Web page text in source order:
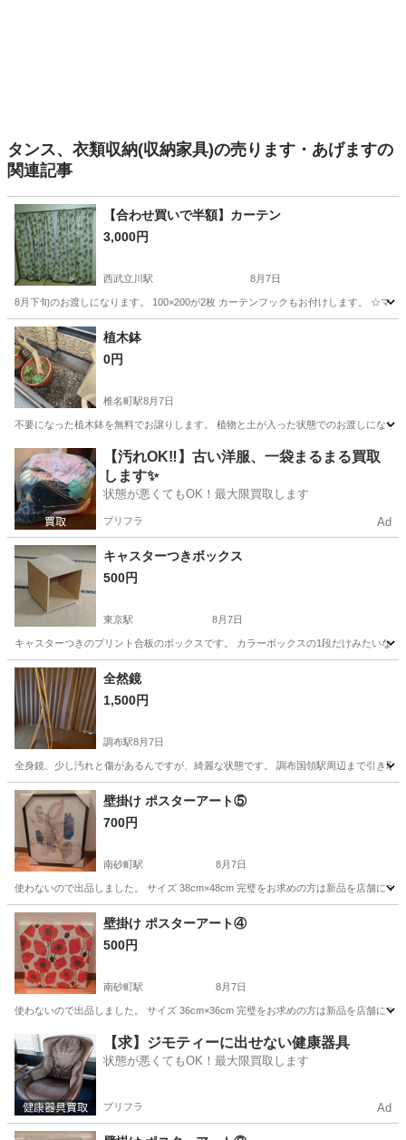
タンス、衣類収納(収納家具)の売ります・あげますの
関連記事
【合わせ買いで半額】カーテン
3,000円
西武立川駅 8月7日
8月下旬のお渡しになります。 100×200が2枚 カーテンフックもお付けします。 ☆マ
東京 立川市 西武立川駅
植木鉢
0円
椎名町駅8月7日
不要になった植木鉢を無料でお譲りします。 植物と土が入った状態でのお渡しにな
東京 新宿区 椎名町駅 カーテン、ブラインド
【汚れOK‼️】古い洋服、一袋まるまる買取
します✨
状態が悪くてもOK！最大限買取します
プリフラ Ad
キャスターつきボックス
500円
東京駅 8月7日
キャスターつきのプリント合板のボックスです。 カラーボックスの1段だけみたいな
東京 中央区 東京駅
全然鏡
1,500円
調布駅8月7日
全身鏡、少し汚れと傷があるんですが、綺麗な状態です。 調布国領駅周辺まで引き
東京 調布市 調布駅 ミラー/鏡
壁掛け ポスターアート⑤
700円
南砂町駅 8月7日
使わないので出品しました。 サイズ 38cm×48cm 完璧をお求めの方は新品を店舗に
東京 江東区 南砂町駅 インテリア雑貨/小物
壁掛け ポスターアート④
500円
南砂町駅 8月7日
使わないので出品しました。 サイズ 36cm×36cm 完璧をお求めの方は新品を店舗に
東京 江東区 南砂町駅 インテリア雑貨/小物 アート
【求】ジモティーに出せない健康器具
状態が悪くてもOK！最大限買取します
プリフラ Ad